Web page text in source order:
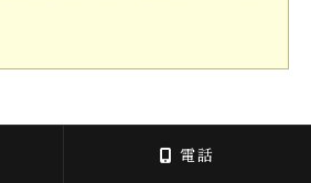
「長さと色味」に
電話